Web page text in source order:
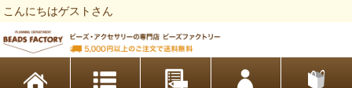
こんにちはゲストさん